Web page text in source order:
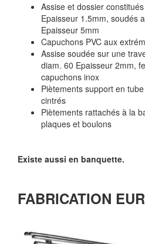
Assise et dossier
Epaisseur 1.5mm, soudés
Epaisseur 5mm
Capuchons PVC aux
Assise soudée sur une
diam. 60 Epaisseur 2mm,
capuchons inox
Piètements support en
cintrés
Piètements rattachés à la
plaques et boulons
Existe aussi en banquette.
FABRICATION